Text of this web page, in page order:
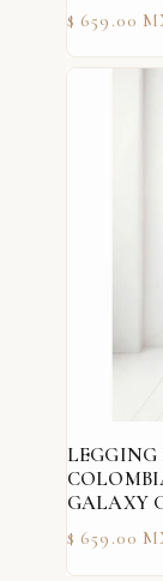
Precio
$ 659.00
LEGGING
GALAXY
Precio
$ 659.00